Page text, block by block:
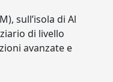
sull’isola di Al
di livello
avanzate e